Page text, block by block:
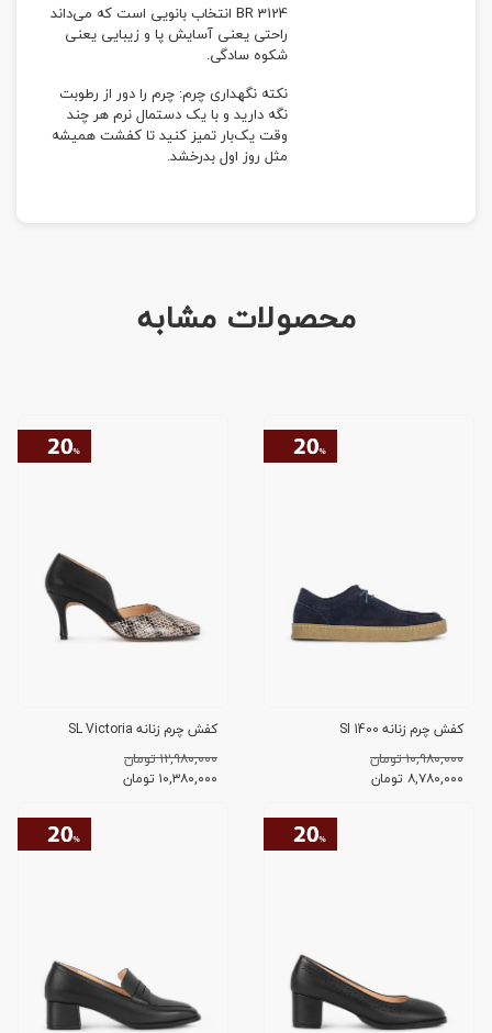
BR 3124 انتخاب بانویی است که می‌داند
راحتی یعنی آسایش پا و زیبایی یعنی
شکوه سادگی.
نکته نگهداری چرم: چرم را دور از رطوبت
نگه دارید و با یک دستمال نرم هر چند
وقت یک‌بار تمیز کنید تا کفشت همیشه
مثل روز اول بدرخشد.
محصولات مشابه
کفش چرم زنانه SI 1400
۱۰,۹۸۰,۰۰۰ تومان
۸,۷۸۰,۰۰۰ تومان
کفش چرم زنانه SL Victoria
۱۲,۹۸۰,۰۰۰ تومان
۱۰,۳۸۰,۰۰۰ تومان